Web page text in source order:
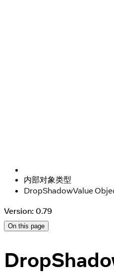
内部对象类型
DropShadowValue
Version: 0.79
On this page